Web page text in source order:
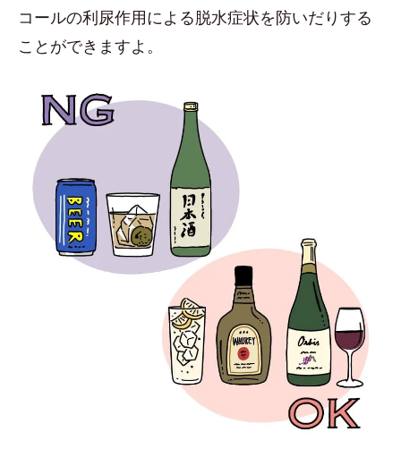
コールの利尿作用による脱水症状を防いだりする
ことができますよ。